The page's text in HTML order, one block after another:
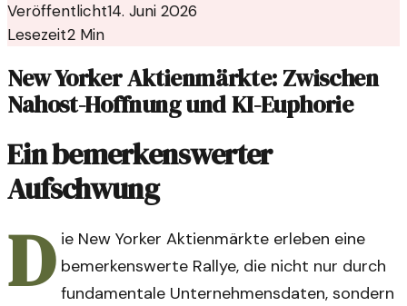
Veröffentlicht14. Juni 2026
Lesezeit2 Min
New Yorker Aktienmärkte: Zwischen
Nahost-Hoffnung und KI-Euphorie
Ein bemerkenswerter
Aufschwung
D ie New Yorker Aktienmärkte erleben eine
bemerkenswerte Rallye, die nicht nur durch
fundamentale Unternehmensdaten, sondern